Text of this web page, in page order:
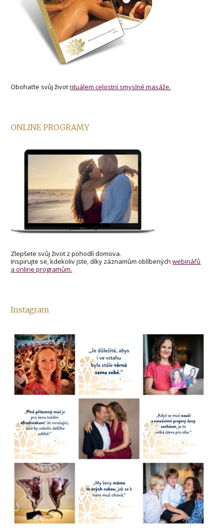
Obohaťte svůj životrituálem celostní smyslné masáže.
ONLINE PROGRAMY
Zlepšete svůj život z pohodlí domova.
Inspirujte se, kdekoliv jste, díky záznamům oblíbenýchwebinářů
a online programům.
Instagram